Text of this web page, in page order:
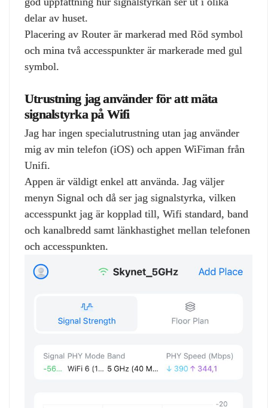
delar av huset.
Placering av Router är markerad med Röd symbol
och mina två accesspunkter är markerade med gul
symbol.
Utrustning jag använder för att mäta
signalstyrka på Wifi
Jag har ingen specialutrustning utan jag använder
mig av min telefon (iOS) och appen WiFiman från
Unifi.
Appen är väldigt enkel att använda. Jag väljer
menyn Signal och då ser jag signalstyrka, vilken
accesspunkt jag är kopplad till, Wifi standard, band
och kanalbredd samt länkhastighet mellan telefonen
och accesspunkten.